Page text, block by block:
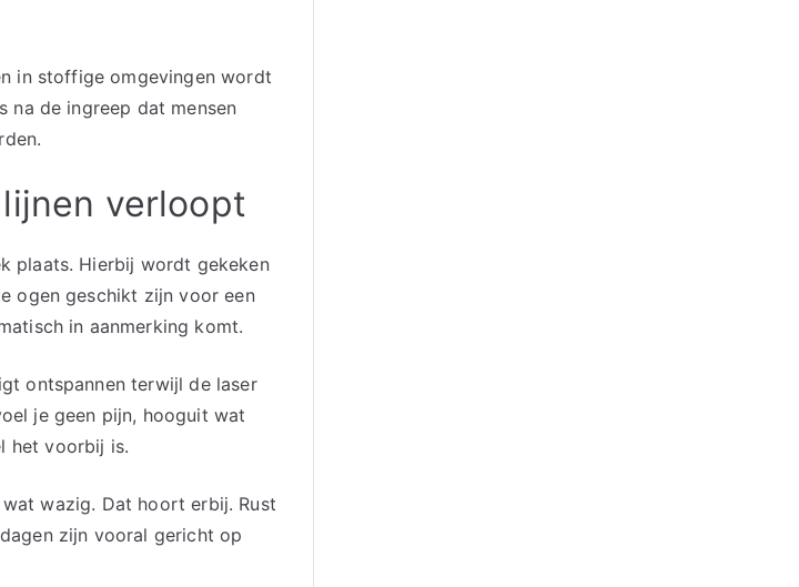
in stoffige omgevingen wordt
na de ingreep dat mensen
verloopt
plaats. Hierbij wordt gekeken
ogen geschikt zijn voor een
in aanmerking komt.
ontspannen terwijl de laser
je geen pijn, hooguit wat
het voorbij is.
wazig. Dat hoort erbij. Rust
zijn vooral gericht op